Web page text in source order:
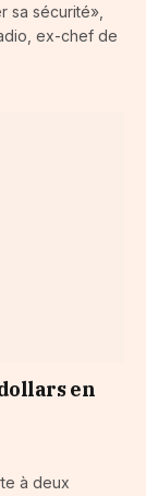
sa sécurité»,
ex-chef de
en
à deux